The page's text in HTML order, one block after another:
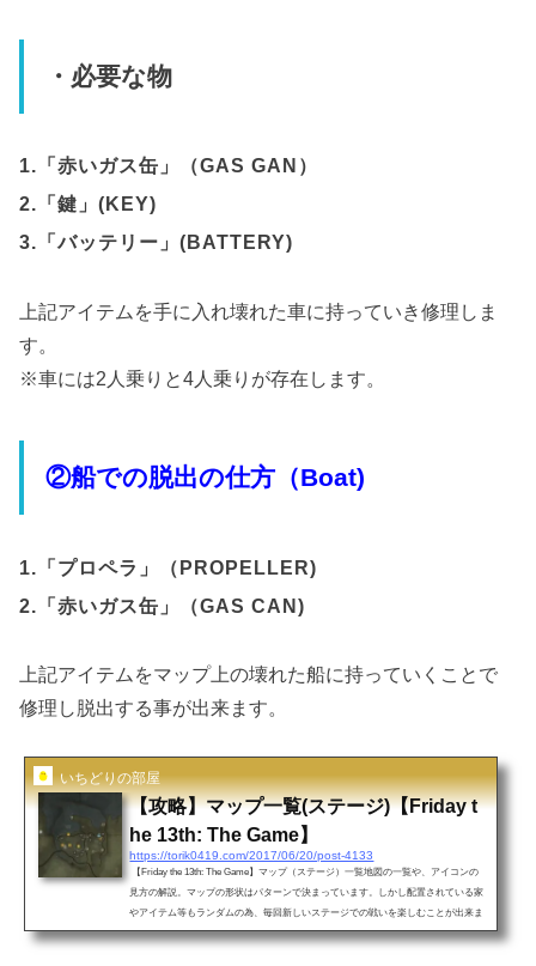
・必要な物
1.「赤いガス缶」（GAS GAN）
2.「鍵」(KEY)
3.「バッテリー」(BATTERY)
上記アイテムを手に入れ壊れた車に持っていき修理しま
す。
※車には2人乗りと4人乗りが存在します。
②船での脱出の仕方（Boat)
1.「プロペラ」（PROPELLER)
2.「赤いガス缶」（GAS CAN)
上記アイテムをマップ上の壊れた船に持っていくことで
修理し脱出する事が出来ます。
いちどりの部屋
【攻略】マップ一覧(ステージ)【Friday t
he 13th: The Game】
https://torik0419.com/2017/06/20/post-4133
【Friday the 13th: The Game】マップ（ステージ）一覧地図の一覧や、アイコンの
見方の解説。マップの形状はパターンで決まっています。しかし配置されている家
やアイテム等もランダムの為、毎回新しいステージでの戦いを楽しむことが出来ま
す。 ・キャンプクリスタルレイク（Camp Crystal Lake） ・ヒギンスヘイブン（Hi